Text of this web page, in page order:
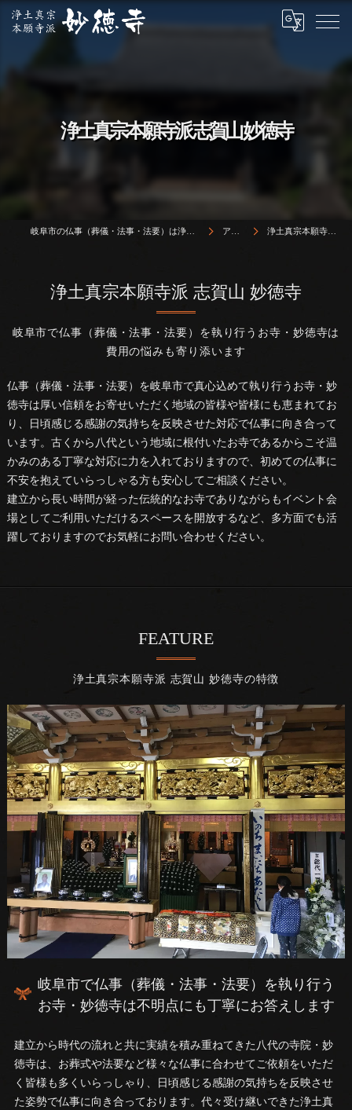
浄土真宗本願寺派 志賀山 妙徳寺
岐阜市の仏事（葬儀・法事・法要）は浄土真宗本願寺派 志賀山 妙徳寺 アクセス 浄土真宗本願寺派 志賀山 妙徳寺
岐阜市で仏事（葬儀・法事・法要）を執り行うお寺・妙徳寺は
費用の悩みも寄り添います
浄土真宗本願寺派 志賀山 妙徳寺
仏事（葬儀・法事・法要）を岐阜市で真心込めて執り行うお寺・妙
徳寺は厚い信頼をお寄せいただく地域の皆様や皆様にも恵まれてお
り、日頃感じる感謝の気持ちを反映させた対応で仏事に向き合って
います。古くから八代という地域に根付いたお寺であるからこそ温
かみのある丁寧な対応に力を入れておりますので、初めての仏事に
不安を抱えていらっしゃる方も安心してご相談ください。
建立から長い時間が経った伝統的なお寺でありながらもイベント会
場としてご利用いただけるスペースを開放するなど、多方面でも活
躍しておりますのでお気軽にお問い合わせください。
浄土真宗本願寺派 志賀山 妙徳寺の特徴
FEATURE
岐阜市で仏事（葬儀・法事・法要）を執り行う
お寺・妙徳寺は不明点にも丁寧にお答えします
建立から時代の流れと共に実績を積み重ねてきた八代の寺院・妙
徳寺は、お葬式や法要など様々な仏事に合わせてご依頼をいただ
く皆様も多くいらっしゃり、日頃感じる感謝の気持ちを反映させ
た姿勢で仏事に向き合っております。代々受け継いできた浄土真